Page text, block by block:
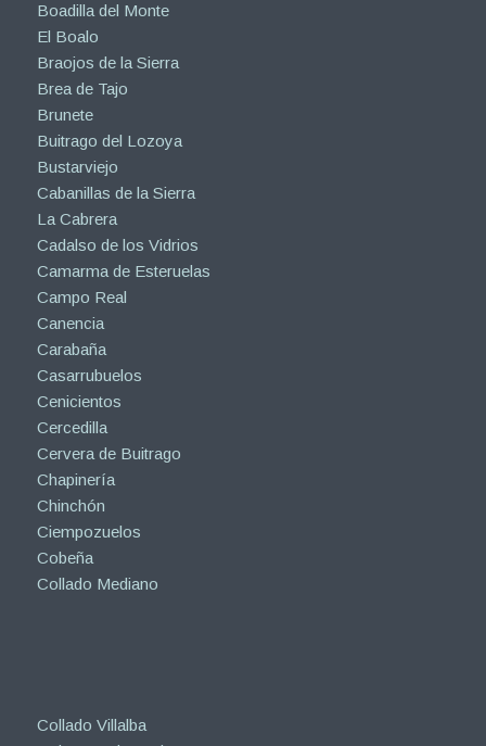
Boadilla del Monte
El Boalo
Braojos de la Sierra
Brea de Tajo
Brunete
Buitrago del Lozoya
Bustarviejo
Cabanillas de la Sierra
La Cabrera
Cadalso de los Vidrios
Camarma de Esteruelas
Campo Real
Canencia
Carabaña
Casarrubuelos
Cenicientos
Cercedilla
Cervera de Buitrago
Chapinería
Chinchón
Ciempozuelos
Cobeña
Collado Mediano
Collado Villalba